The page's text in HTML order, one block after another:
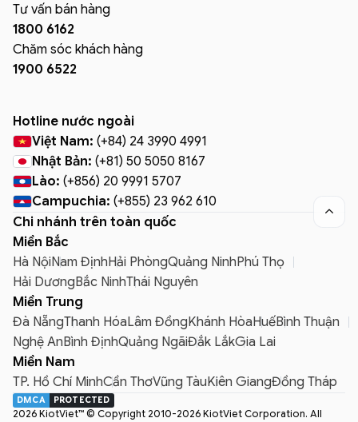
Tư vấn bán hàng
1800 6162
Chăm sóc khách hàng
1900 6522
Hotline nước ngoài
Việt Nam: (+84) 24 3990 4991
Nhật Bản: (+81) 50 5050 8167
Lào: (+856) 20 9991 5707
Campuchia: (+855) 23 962 610

Chi nhánh trên toàn quốc
Miền Bắc
Hà NộiNam ĐịnhHải PhòngQuảng NinhPhú Thọ
Hải DươngBắc NinhThái Nguyên
Miền Trung
Đà NẵngThanh HóaLâm ĐồngKhánh HòaHuếBình Thuận
Nghệ AnBình ĐịnhQuảng NgãiĐắk LắkGia Lai
Miền Nam
TP. Hồ Chí MinhCần ThơVũng TàuKiên GiangĐồng Tháp
DMCA PROTECTED
2026 KiotViet™ © Copyright 2010-2026 KiotViet Corporation. All